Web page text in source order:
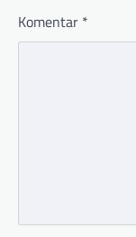
Komentar *